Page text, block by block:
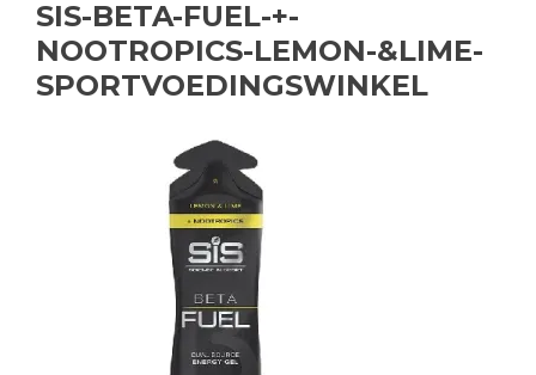
SIS-BETA-FUEL-+-
NOOTROPICS-LEMON-&LIME-
SPORTVOEDINGSWINKEL